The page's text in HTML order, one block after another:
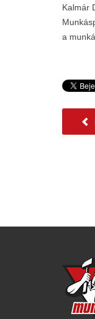
Kalmár
a